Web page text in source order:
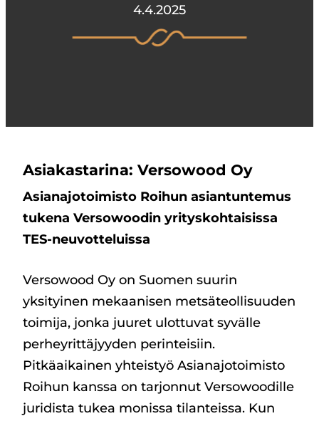
4.4.2025
Asiakastarina: Versowood Oy
Asianajotoimisto Roihun asiantuntemus
tukena Versowoodin yrityskohtaisissa
TES-neuvotteluissa
Versowood Oy on Suomen suurin
yksityinen mekaanisen metsäteollisuuden
toimija, jonka juuret ulottuvat syvälle
perheyrittäjyyden perinteisiin.
Pitkäaikainen yhteistyö Asianajotoimisto
Roihun kanssa on tarjonnut Versowoodille
juridista tukea monissa tilanteissa. Kun